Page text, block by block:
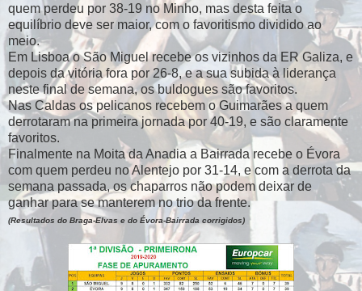
quem perdeu por 38-19 no Minho, mas desta feita o
equilíbrio deve ser maior, com o favoritismo dividido ao
meio.
Em Lisboa o São Miguel recebe os vizinhos da ER Galiza, e
depois da vitória fora por 26-8, e a sua subida à liderança
neste final de semana, os buldogues são favoritos.
Nas Caldas os pelicanos recebem o Guimarães a quem
derrotaram na primeira jornada por 40-19, e são claramente
favoritos.
Finalmente na Moita da Anadia a Bairrada recebe o Évora
com quem perdeu no Alentejo por 31-14, e com a derrota da
semana passada, os chaparros não podem deixar de
ganhar para se manterem no trio da frente.
(Resultados do Braga-Elvas e do Évora-Bairrada corrigidos)